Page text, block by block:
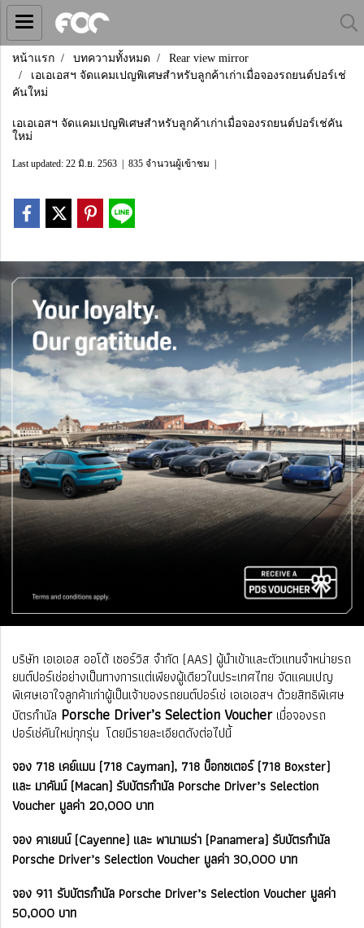
หน้าแรก บทความทั้งหมด
Rear view mirror
เอเอเอสฯ จัดแคมเปญพิเศษสำหรับลูกค้าเก่าเมื่อจองรถยนต์ปอร์เช่
คันใหม่
เอเอเอสฯ จัดแคมเปญพิเศษสำหรับลูกค้าเก่าเมื่อจองรถยนต์ปอร์เช่คัน
ใหม่
Last updated: 22 มิ.ย. 2563 835 จำนวนผู้เข้าชม
บริษัท เอเอเอส ออโต้ เซอร์วิส จำกัด (AAS) ผู้นำเข้าและตัวแทนจำหน่ายรถ
ยนต์ปอร์เช่อย่างเป็นทางการแต่เพียงผู้เดียวในประเทศไทย จัดแคมเปญ
พิเศษเอาใจลูกค้าเก่าผู้เป็นเจ้าของรถยนต์ปอร์เช่ เอเอเอสฯ ด้วยสิทธิพิเศษ
บัตรกำนัล Porsche Driver’s Selection Voucherเมื่อจองรถ
ปอร์เช่คันใหม่ทุกรุ่น โดยมีรายละเอียดดังต่อไปนี้
จอง 718 เคย์แมน (718 Cayman), 718 บ็อกซเตอร์ (718 Boxster)
และ มาคันน์ (Macan) รับบัตรกำนัล Porsche Driver’s Selection
Voucher มูลค่า 20,000 บาท
จอง คาเยนน์ (Cayenne) และ พานาเมร่า (Panamera) รับบัตรกำนัล
Porsche Driver’s Selection Voucher มูลค่า 30,000 บาท
จอง 911 รับบัตรกำนัล Porsche Driver’s Selection Voucher มูลค่า
50,000 บาท